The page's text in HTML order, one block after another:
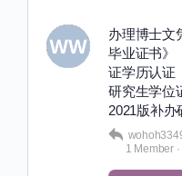
办理博士文
毕业证书》
证学历认证
研究生学位
2021版补办
1 Member ·